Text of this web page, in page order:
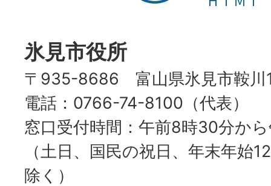
氷見市役所
〒935-8686 富山県氷見市鞍川
電話：0766-74-8100（代表）
窓口受付時間：午前8時30分か
（土日、国民の祝日、年末年始
除く）